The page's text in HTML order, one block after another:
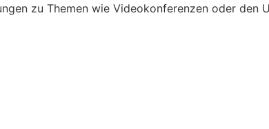
zu Themen wie Videokonferenzen oder den